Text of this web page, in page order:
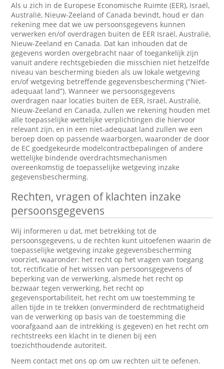
Als u zich in de Europese Economische Ruimte (EER), Israël,
Australië, Nieuw-Zeeland of Canada bevindt, houd er dan
rekening mee dat we uw persoonsgegevens kunnen
verwerken en/of overdragen buiten de EER Israël, Australië,
Nieuw-Zeeland en Canada. Dat kan inhouden dat de
gegevens worden overgebracht naar of toegankelijk zijn
vanuit andere rechtsgebieden die misschien niet hetzelfde
niveau van bescherming bieden als uw lokale wetgeving
en/of wetgeving betreffende gegevensbescherming (“Niet-
adequaat land”). Wanneer we persoonsgegevens
overdragen naar locaties buiten de EER, Israël, Australië,
Nieuw-Zeeland en Canada, zullen we rekening houden met
alle toepasselijke wettelijke verplichtingen die hiervoor
relevant zijn, en in een niet-adequaat land zullen we een
beroep doen op passende waarborgen, waaronder de door
de EC goedgekeurde modelcontractbepalingen of andere
wettelijke bindende overdrachtsmechanismen
overeenkomstig de toepasselijke wetgeving inzake
gegevensbescherming.
Rechten, vragen of klachten inzake
persoonsgegevens
Wij informeren u dat, met betrekking tot de
persoonsgegevens, u de rechten kunt uitoefenen waarin de
toepasselijke wetgeving inzake gegevensbescherming
voorziet, waaronder: het recht op het vragen van toegang
tot, rectificatie of het wissen van persoonsgegevens of
beperking van de verwerking, alsmede het recht op
bezwaar tegen verwerking, het recht op
gegevensportabiliteit, het recht om uw toestemming te
allen tijde in te trekken (onverminderd de rechtmatigheid
van de verwerking op basis van de toestemming die
voorafgaand aan de intrekking is gegeven) en het recht om
rechtstreeks een klacht in te dienen bij een
toezichthoudende autoriteit.
Neem contact met ons op om uw rechten uit te oefenen.